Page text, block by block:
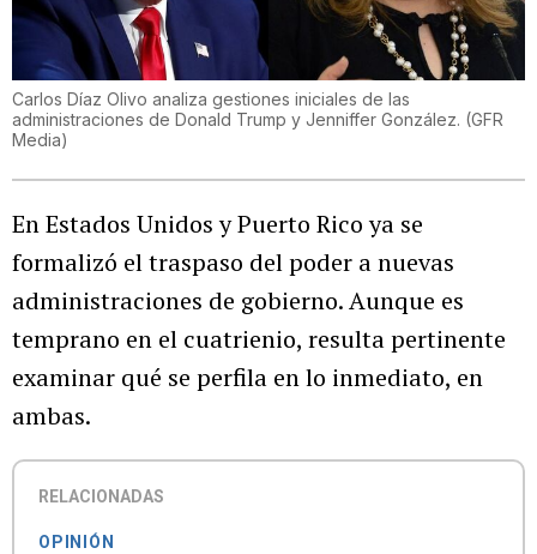
Carlos Díaz Olivo analiza gestiones iniciales de las
administraciones de Donald Trump y Jenniffer González. (GFR
Media)
En Estados Unidos y Puerto Rico ya se
formalizó el traspaso del poder a nuevas
administraciones de gobierno. Aunque es
temprano en el cuatrienio, resulta pertinente
examinar qué se perfila en lo inmediato, en
ambas.
RELACIONADAS
OPINIÓN